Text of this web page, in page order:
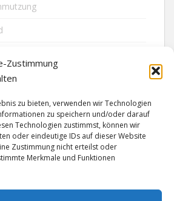
Zustimmung
zu bieten, verwenden wir Technologien
zu speichern und/oder darauf
Technologien zustimmst, können wir
oder eindeutige IDs auf dieser Website
Zustimmung nicht erteilst oder
Merkmale und Funktionen